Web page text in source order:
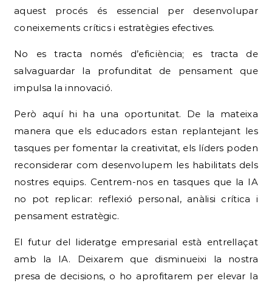
aquest procés és essencial per desenvolupar
coneixements crítics i estratègies efectives.
No es tracta només d’eficiència; es tracta de
salvaguardar la profunditat de pensament que
impulsa la innovació.
Però aquí hi ha una oportunitat. De la mateixa
manera que els educadors estan replantejant les
tasques per fomentar la creativitat, els líders poden
reconsiderar com desenvolupem les habilitats dels
nostres equips. Centrem-nos en tasques que la IA
no pot replicar: reflexió personal, anàlisi crítica i
pensament estratègic.
El futur del lideratge empresarial està entrellaçat
amb la IA. Deixarem que disminueixi la nostra
presa de decisions, o ho aprofitarem per elevar la